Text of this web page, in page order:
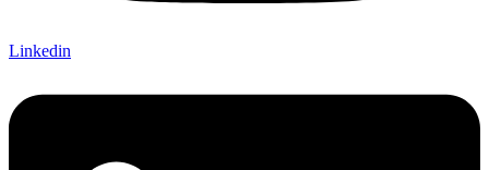
Linkedin